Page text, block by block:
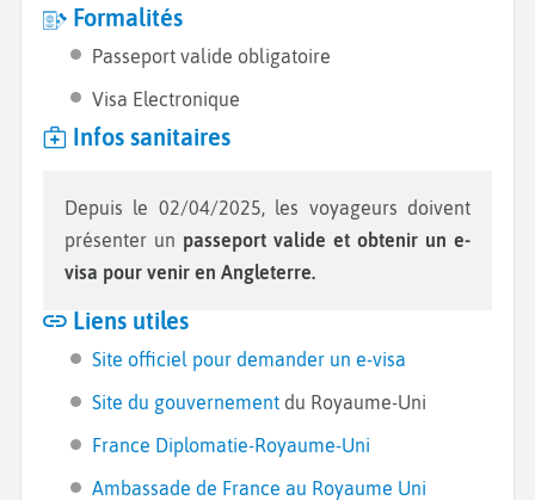
Formalités
Passeport valide obligatoire
Visa Electronique
Infos sanitaires
Depuis le 02/04/2025, les voyageurs doivent
présenter un passeport valide et obtenir un e-
visa pour venir en Angleterre.
Liens utiles
Site officiel pour demander un e-visa
Site du gouvernement du Royaume-Uni
France Diplomatie-Royaume-Uni
Ambassade de France au Royaume Uni